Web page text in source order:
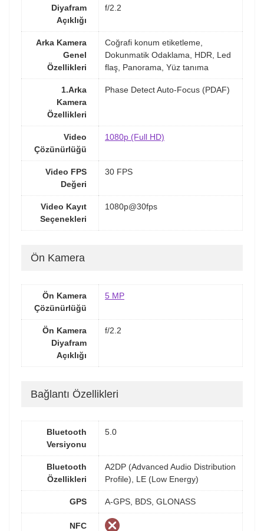
Diyafram
Açıklığı
f/2.2
Arka Kamera
Genel
Özellikleri
Coğrafi konum etiketleme,
Dokunmatik Odaklama, HDR, Led
flaş, Panorama, Yüz tanıma
1.Arka
Kamera
Özellikleri
Phase Detect Auto-Focus (PDAF)
Video
Çözünürlüğü
1080p (Full HD)
Video FPS
Değeri
30 FPS
Video Kayıt
Seçenekleri
1080p@30fps
Ön Kamera
Ön Kamera
Çözünürlüğü
5 MP
Ön Kamera
Diyafram
Açıklığı
f/2.2
Bağlantı Özellikleri
Bluetooth
Versiyonu
5.0
Bluetooth
Özellikleri
A2DP (Advanced Audio Distribution
Profile), LE (Low Energy)
GPS A-GPS, BDS, GLONASS
NFC